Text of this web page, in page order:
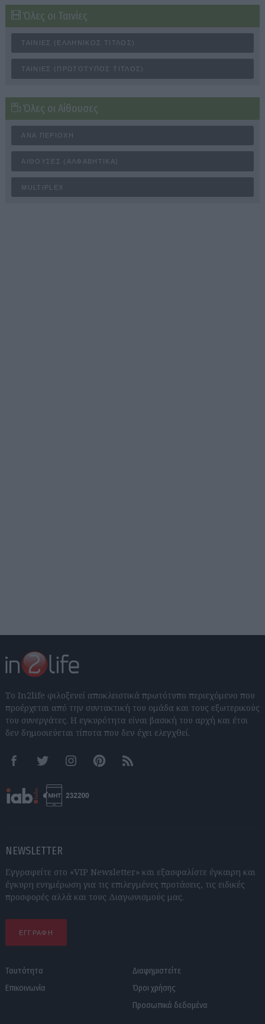
Όλες οι Ταινίες
ΤΑΙΝΊΕΣ (ΕΛΛΗΝΙΚΌΣ ΤΊΤΛΟΣ)
ΤΑΙΝΊΕΣ (ΠΡΩΤΌΤΥΠΟΣ ΤΊΤΛΟΣ)
Όλες οι Αίθουσες
ΑΝΆ ΠΕΡΙΟΧΉ
ΑΊΘΟΥΣΕΣ (ΑΛΦΑΒΗΤΙΚΆ)
MULTIPLEX
Το In2life φιλοξενεί αποκλειστικά πρωτότυπο περιεχόμενο που
προέρχεται από την συντακτική του ομάδα και τους εξωτερικούς
του συνεργάτες. Η εγκυρότητα είναι βασική του αρχή και έτσι
δεν δημοσιεύεται τίποτα που δεν έχει ελεγχθεί.
FacebookTwitter InstagramPinterestRSS feeds
NEWSLETTER
Εγγραφείτε στο «VIP Newsletter» και εξασφαλίστε έγκαιρη και
έγκυρη ενημέρωση για τις επιλεγμένες προτάσεις, τις ειδικές
προσφορές αλλά και τους Διαγωνισμούς μας.
ΕΓΓΡΑΦΗ
Ταυτότητα
Επικοινωνία
Διαφημιστείτε
Όροι χρήσης
Προσωπικά δεδομένα